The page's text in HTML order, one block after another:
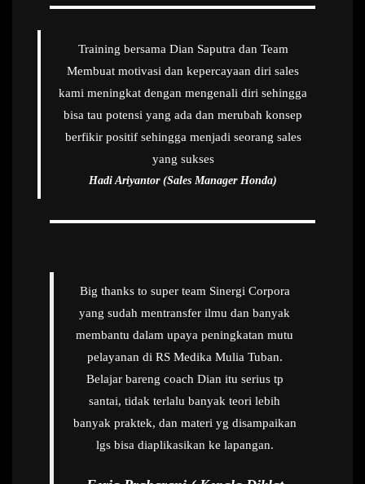
Training bersama Dian Saputra dan Team
Membuat motivasi dan kepercayaan diri sales
kami meningkat dengan mengenali diri sehingga
bisa tau potensi yang ada dan merubah konsep
berfikir positif sehingga menjadi seorang sales
yang sukses
Hadi Ariyantor (Sales Manager Honda)
Big thanks to super team Sinergi Corpora
yang sudah mentransfer ilmu dan banyak
membantu dalam upaya peningkatan mutu
pelayanan di RS Medika Mulia Tuban.
Belajar bareng coach Dian itu serius tp
santai, tidak terlalu banyak teori lebih
banyak praktek, dan materi yg disampaikan
lgs bisa diaplikasikan ke lapangan.